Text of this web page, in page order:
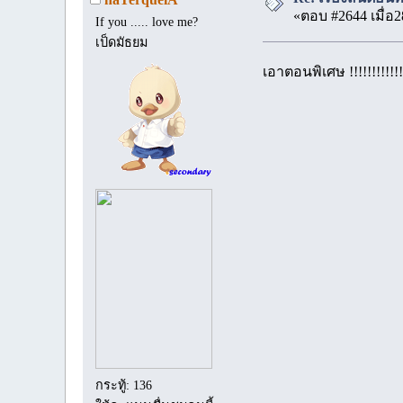
If you ..... love me?
เป็ดมัธยม
กระทู้: 136
«ตอบ #2644 เมื่อ
เอาตอนพิเศษ